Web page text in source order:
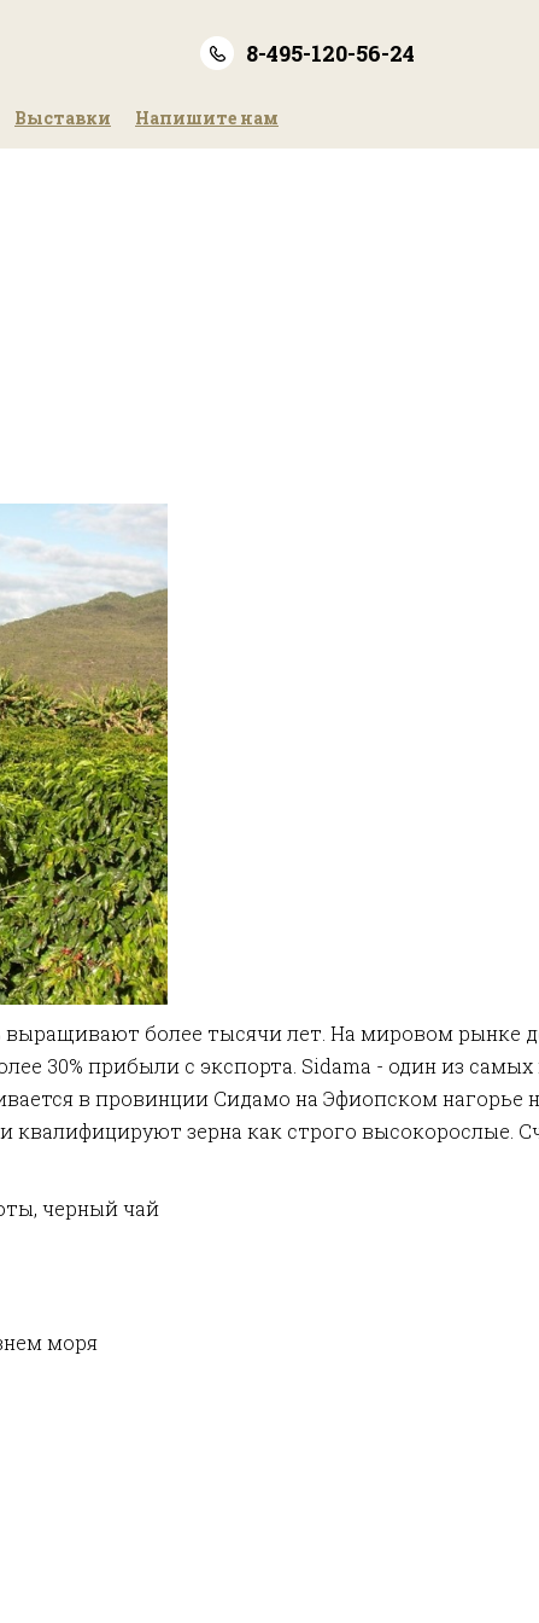
8-495-120-56-24
Выставки Напишите нам
более тысячи лет. На мировом рынке
30% прибыли с экспорта. Sidama - один из
в провинции Сидамо на Эфиопском нагорье
квалифицируют зерна как строго высокорослые.
черный чай
моря